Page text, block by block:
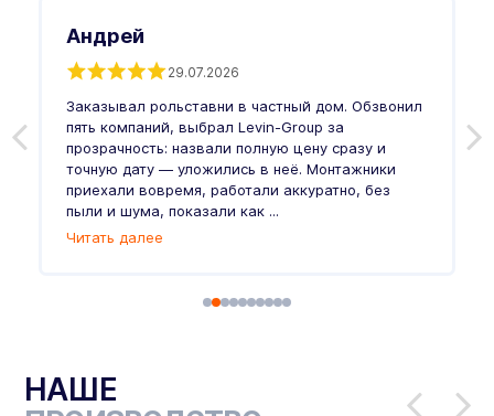
Андрей
29.07.2026
Заказывал рольставни в частный дом. Обзвонил
пять компаний, выбрал Levin-Group за
прозрачность: назвали полную цену сразу и
точную дату — уложились в неё. Монтажники
приехали вовремя, работали аккуратно, без
пыли и шума, показали как ...
Читать далее
НАШЕ